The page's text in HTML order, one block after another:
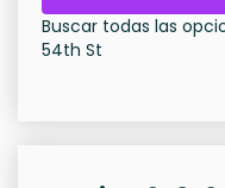
Buscar todas las
54th St